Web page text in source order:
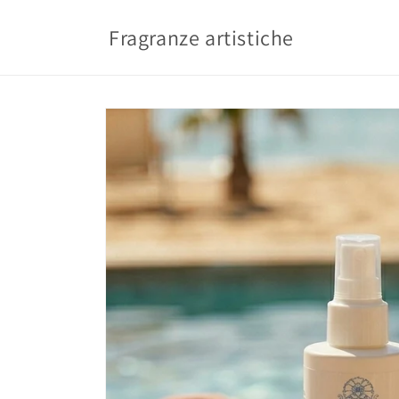
Fragranze artistiche
Passa alle
informazioni
sul prodotto